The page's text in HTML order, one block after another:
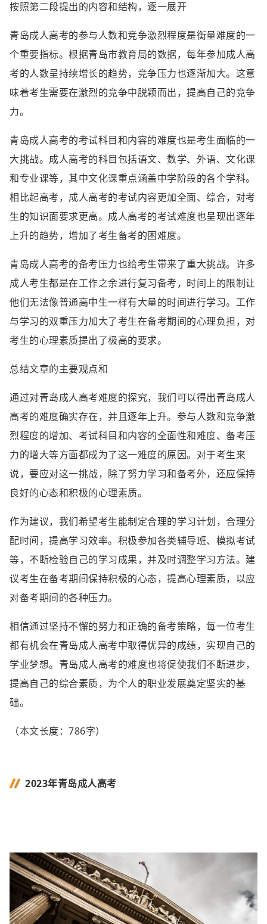
按照第二段提出的内容和结构，逐一展开
青岛成人高考的参与人数和竞争激烈程度是衡量难度的一
个重要指标。根据青岛市教育局的数据，每年参加成人高
考的人数呈持续增长的趋势，竞争压力也逐渐加大。这意
味着考生需要在激烈的竞争中脱颖而出，提高自己的竞争
力。
青岛成人高考的考试科目和内容的难度也是考生面临的一
大挑战。成人高考的科目包括语文、数学、外语、文化课
和专业课等，其中文化课重点涵盖中学阶段的各个学科。
相比起高考，成人高考的考试内容更加全面、综合，对考
生的知识面要求更高。成人高考的考试难度也呈现出逐年
上升的趋势，增加了考生备考的困难度。
青岛成人高考的备考压力也给考生带来了重大挑战。许多
成人考生都是在工作之余进行复习备考，时间上的限制让
他们无法像普通高中生一样有大量的时间进行学习。工作
与学习的双重压力加大了考生在备考期间的心理负担，对
考生的心理素质提出了极高的要求。
总结文章的主要观点和
通过对青岛成人高考难度的探究，我们可以得出青岛成人
高考的难度确实存在，并且逐年上升。参与人数和竞争激
烈程度的增加、考试科目和内容的全面性和难度、备考压
力的增大等方面都成为了这一难度的原因。对于考生来
说，要应对这一挑战，除了努力学习和备考外，还应保持
良好的心态和积极的心理素质。
作为建议，我们希望考生能制定合理的学习计划，合理分
配时间，提高学习效率。积极参加各类辅导班、模拟考试
等，不断检验自己的学习成果，并及时调整学习方法。建
议考生在备考期间保持积极的心态，提高心理素质，以应
对备考期间的各种压力。
相信通过坚持不懈的努力和正确的备考策略，每一位考生
都有机会在青岛成人高考中取得优异的成绩，实现自己的
学业梦想。青岛成人高考的难度也将促使我们不断进步，
提高自己的综合素质，为个人的职业发展奠定坚实的基
础。
（本文长度：786字）
2023年青岛成人高考